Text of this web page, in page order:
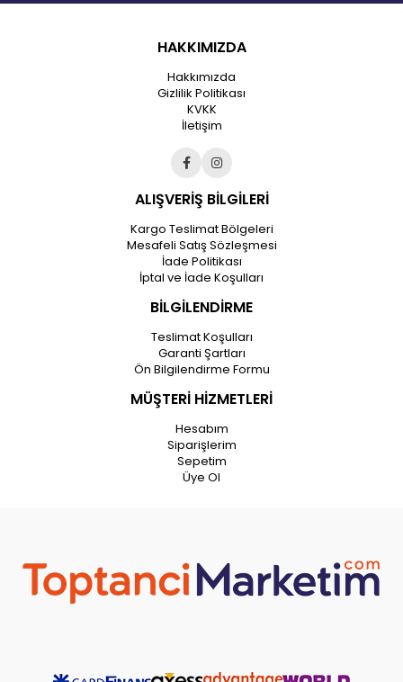
HAKKIMIZDA
Hakkımızda
Gizlilik Politikası
KVKK
İletişim
ALIŞVERİŞ BİLGİLERİ
Kargo Teslimat Bölgeleri
Mesafeli Satış Sözleşmesi
İade Politikası
İptal ve İade Koşulları
BİLGİLENDİRME
Teslimat Koşulları
Garanti Şartları
Ön Bilgilendirme Formu
MÜŞTERİ HİZMETLERİ
Hesabım
Siparişlerim
Sepetim
Üye Ol